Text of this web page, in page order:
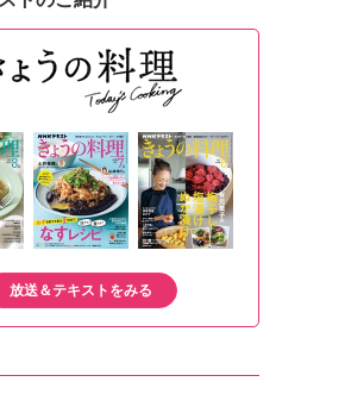
放送＆テキストをみる